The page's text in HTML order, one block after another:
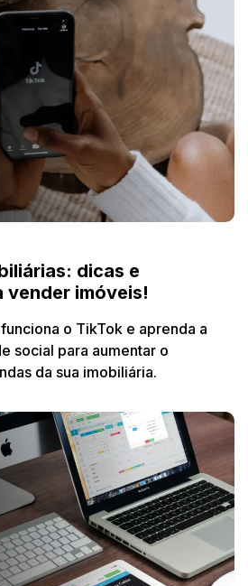
dicas e
vender imóveis!
o TikTok e aprenda a
social para aumentar o
da sua imobiliária.